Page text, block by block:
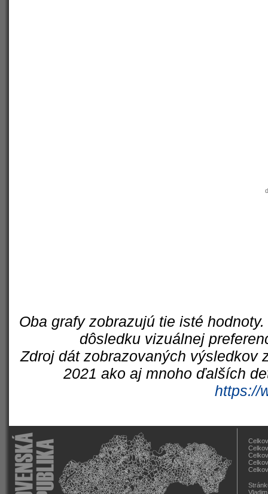
Oba grafy zobrazujú tie isté
dôsledku vizuálnej
Zdroj dát zobrazovaných výsledkov
2021 ako aj mnoho ďalších
https://